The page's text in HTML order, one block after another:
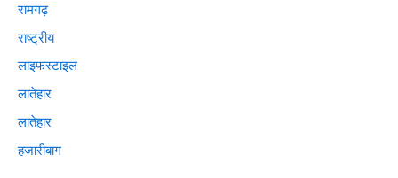
रामगढ़
राष्ट्रीय
लाइफस्टाइल
लातेहार
लातेहार
हजारीबाग